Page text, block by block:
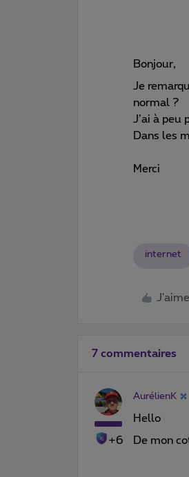
Bonjour,
Je
normal ?
J’ai à peu
Dans les
Merci
internet
J'aime
7 commentaires
+6
AurélienK
Hello
De mon